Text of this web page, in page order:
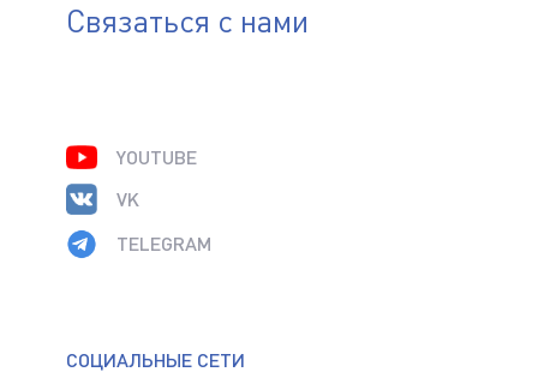
Связаться с нами
СОЦИАЛЬНЫЕ СЕТИ
YOUTUBE
VK
TELEGRAM